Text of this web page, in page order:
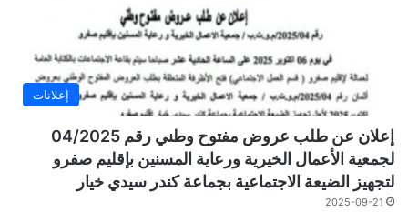
إعلانات
إعلان عن طلب عروض مفتوح وطني رقم 04/2025
لجمعية الأعمال الخيرية ورعاية المسنين بإقليم صفرو
لتجهيز الضيعة الاجتماعية بجماعة كندر سيدي خيار
2025-09-21